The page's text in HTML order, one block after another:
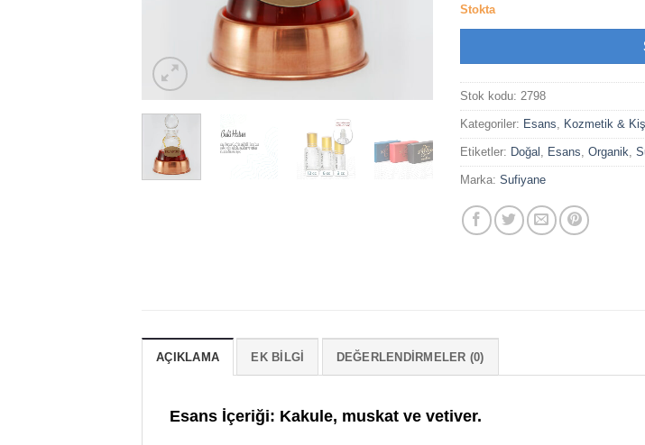
Stokta
Stok kodu:2798
Kategoriler: Esans, Kozmetik &
Etiketler: Doğal , Esans,Organik,
Marka:Sufiyane
AÇIKLAMA EK BILGI DEĞERLENDIRMELER (0)
Esans İçeriği: Kakule, muskat ve vetiver.